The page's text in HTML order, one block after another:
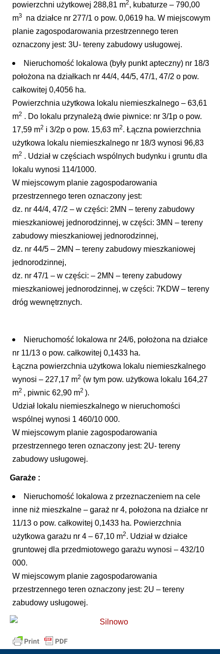
powierzchni użytkowej 288,81 m2, kubaturze – 790,00
m3
na działce nr 277/1 o pow. 0,0619 ha. W miejscowym
planie zagospodarowania przestrzennego teren
oznaczony jest: 3U- tereny zabudowy usługowej.
Nieruchomość lokalowa (były punkt apteczny) nr 18/3
położona na działkach nr 44/4, 44/5, 47/1, 47/2 o pow.
całkowitej 0,4056 ha.
Powierzchnia użytkowa lokalu niemieszkalnego – 63,61
m2 . Do lokalu przynależą dwie piwnice: nr 3/1p o pow.
17,59 m2 i 3/2p o pow. 15,63 m2. Łączna powierzchnia
użytkowa lokalu niemieszkalnego nr 18/3 wynosi 96,83
m2 . Udział w częściach wspólnych budynku i gruntu dla
lokalu wynosi 114/1000.
W miejscowym planie zagospodarowania
przestrzennego teren oznaczony jest:
dz. nr 44/4, 47/2 – w części: 2MN – tereny zabudowy
mieszkaniowej jednorodzinnej, w części: 3MN – tereny
zabudowy mieszkaniowej jednorodzinnej,
dz. nr 44/5 – 2MN – tereny zabudowy mieszkaniowej
jednorodzinnej,
dz. nr 47/1 – w części: – 2MN – tereny zabudowy
mieszkaniowej jednorodzinnej, w części: 7KDW – tereny
dróg wewnętrznych.
Nieruchomość lokalowa nr 24/6, położona na działce
nr 11/13 o pow. całkowitej 0,1433 ha.
Łączna powierzchnia użytkowa lokalu niemieszkalnego
wynosi – 227,17 m2 (w tym pow. użytkowa lokalu 164,27
m2 , piwnic 62,90 m2 ).
Udział lokalu niemieszkalnego w nieruchomości
wspólnej wynosi 1 460/10 000.
W miejscowym planie zagospodarowania
przestrzennego teren oznaczony jest: 2U- tereny
zabudowy usługowej.
Garaże :
Nieruchomość lokalowa z przeznaczeniem na cele
inne niż mieszkalne – garaż nr 4, położona na działce nr
11/13 o pow. całkowitej 0,1433 ha. Powierzchnia
użytkowa garażu nr 4 – 67,10 m2. Udział w działce
gruntowej dla przedmiotowego garażu wynosi – 432/10
000.
W miejscowym planie zagospodarowania
przestrzennego teren oznaczony jest: 2U – tereny
zabudowy usługowej.